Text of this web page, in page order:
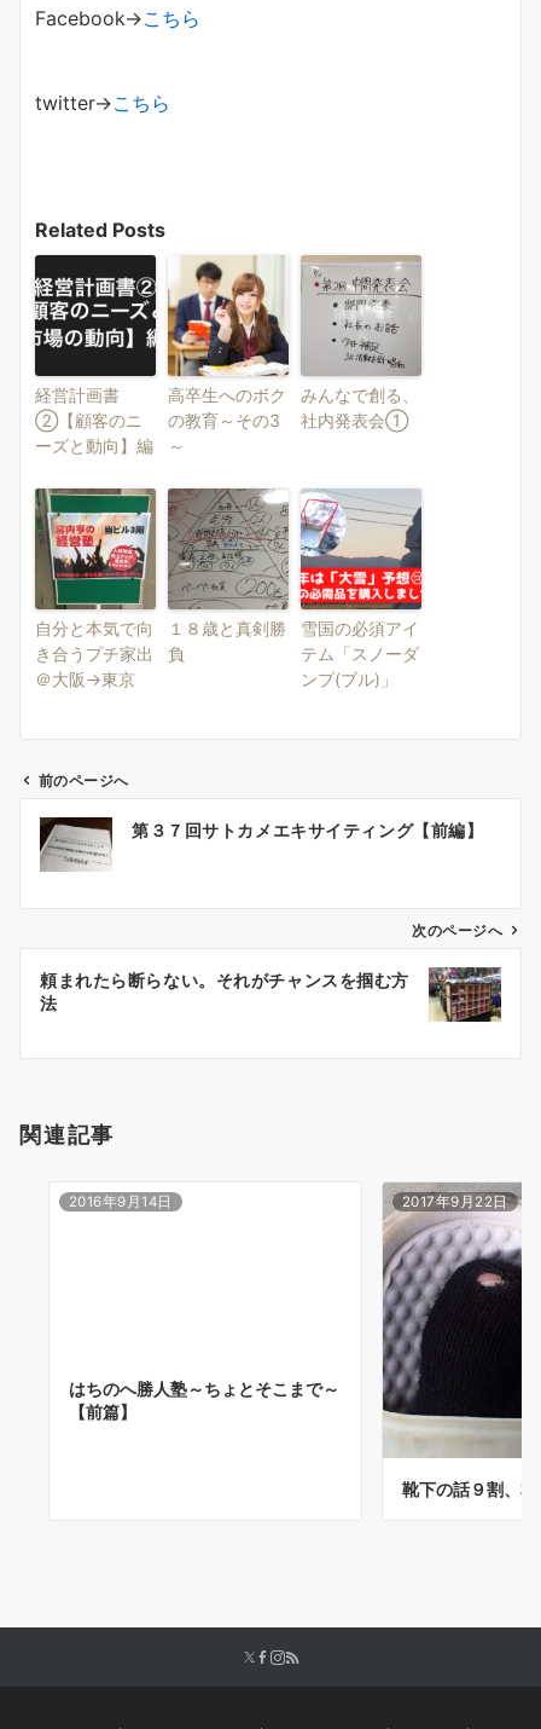
Facebook→こちら
twitter→こちら
Related Posts
経営計画書
②【顧客のニ
ーズと動向】編
高卒生へのボク
の教育～その3
～
みんなで創る、
社内発表会①
自分と本気で向
き合うプチ家出
＠大阪→東京
１８歳と真剣勝
負
雪国の必須アイ
テム「スノーダ
ンプ(ブル)」
ン
前のページへ
第３７回サトカメエキサイティング【前編】
次のページへ
頼まれたら断らない。それがチャンスを掴む方
法
関連記事
2016年9月14日
はちのへ勝人塾～ちょとそこまで～
【前篇】
2017年9月22日
靴下の話９割、